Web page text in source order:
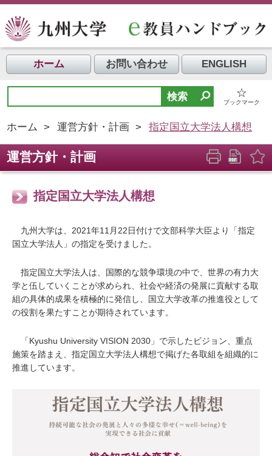
ホーム お問い合わせ ENGLISH
☆
ブックマーク
ホーム > 運営方針・計画 > 指定国立大学法人構想
運営方針・計画
指定国立大学法人構想
九州大学は、2021年11月22日付けで文部科学大臣より「指定
国立大学法人」の指定を受けました。
指定国立大学法人は、国際的な競争環境の中で、世界の有力大
学と伍していくことが求められ、社会や経済の発展に貢献する取
組の具体的成果を積極的に発信し、国立大学改革の推進役として
の役割を果たすことが期待されています。
「Kyushu University VISION 2030」で示したビジョン、重点
施策を踏まえ、指定国立大学法人構想で掲げた各取組を組織的に
推進しています。